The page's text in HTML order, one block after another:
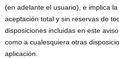
(en adelante el usuario), e implica la
aceptación total y sin reservas de
disposiciones incluidas en este
como a cualesquiera otras
aplicación.